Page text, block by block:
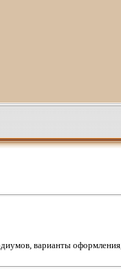
варианты оформления,